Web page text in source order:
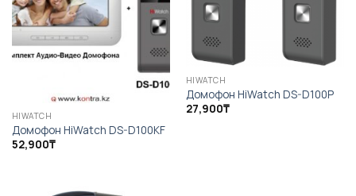
HIWATCH
Домофон HiWatch DS-D100KF
52,900₸
HIWATCH
Домофон HiWatch DS-D100P
27,900₸